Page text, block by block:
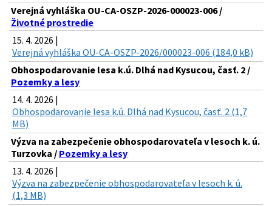
Verejná vyhláška OU-CA-OSZP-2026-000023-006 /
Životné prostredie
15. 4. 2026 |
Verejná vyhláška OU-CA-OSZP-2026/000023-006 (184,0 kB)
Obhospodarovanie lesa k.ú. Dlhá nad Kysucou, časť. 2 /
Pozemky a lesy
14. 4. 2026 |
Obhospodarovanie lesa k.ú. Dlhá nad Kysucou, časť. 2 (1,7
MB)
Výzva na zabezpečenie obhospodarovateľa v lesoch k. ú.
Turzovka / Pozemky a lesy
13. 4. 2026 |
Výzva na zabezpečenie obhospodarovateľa v lesoch k. ú.
(1,3 MB)